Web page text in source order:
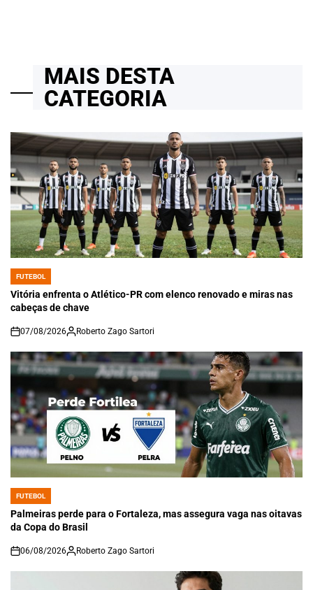
MAIS DESTA
CATEGORIA
POSTED
IN
FUTEBOL
Vitória enfrenta o Atlético-PR com elenco renovado e miras nas
cabeças de chave
on
07/08/2026 Roberto Zago Sartori
POSTED
IN
FUTEBOL
Palmeiras perde para o Fortaleza, mas assegura vaga nas oitavas
da Copa do Brasil
on
06/08/2026 Roberto Zago Sartori